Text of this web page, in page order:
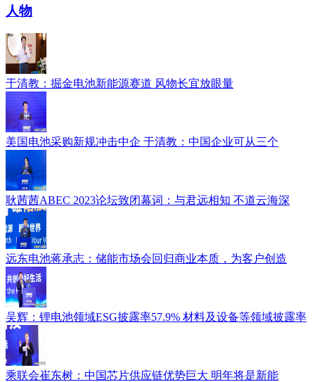
人物
于清教：掘金电池新能源赛道 风物长宜放眼量
美国电池采购新规冲击中企 于清教：中国企业可从三个
耿茜茜ABEC 2023论坛致闭幕词：与君远相知 不道云海深
远东电池蒋承志：储能市场会回归商业本质，为客户创造
吴辉：锂电池领域ESG披露率57.9% 材料及设备等领域披露率
乘联会崔东树：中国芯片供应链优势巨大 明年将是新能